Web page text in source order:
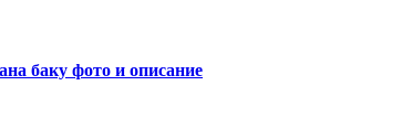
баку фото и описание